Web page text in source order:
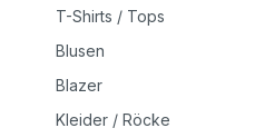
T-Shirts / Tops
Blusen
Blazer
Kleider / Röcke